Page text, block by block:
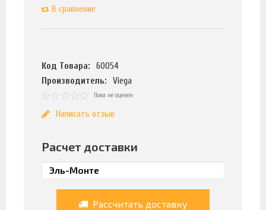
В сравнение
Код Товара:
60054
Производитель:
Viega
Пока не оценен
Написать отзыв
Расчет доставки
Рассчитать доставку